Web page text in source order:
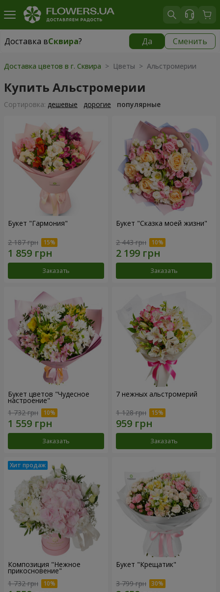
Доставка вСквира? Да Сменить
Доставка вСквира|
Доставка цветов в г. Сквира > Цветы > Альстромерии
Купить Альстромерии
Cортировка: дешевые дорогие популярные
Букет "Гармония"
2 187 грн
Заказать
Букет "Сказка моей жизни"
2 443 грн
Заказать
Букет цветов "Чудесное
настроение"
1 732 грн
Заказать
7 нежных альстромерий
1 128 грн
Заказать
Композиция "Нежное
прикосновение"
1 732 грн
Букет "Крещатик"
3 799 грн